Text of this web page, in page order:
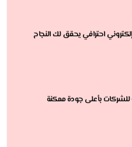
احترافي يحقق لك النجاح
بأعلى جودة ممكنة